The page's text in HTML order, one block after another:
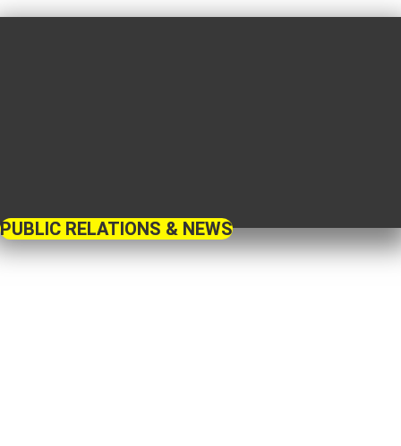
PUBLIC RELATIONS & NEWS